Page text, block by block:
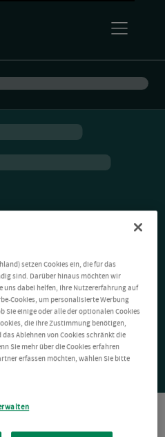
setzen Cookies ein, die für das
sind. Darüber hinaus möchten wir
dabei helfen, Ihre Nutzererfahrung auf
Cookies, um personalisierte Werbung
Sie einige oder alle der optionalen Cookies
die Ihre Zustimmung benötigen,
Ablehnen von Cookies schränkt die
Sie mehr über die Cookies erfahren
erfassen möchten, wählen Sie bitte